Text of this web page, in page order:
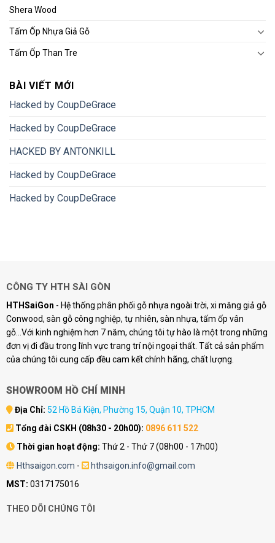
Shera Wood
Tấm Ốp Nhựa Giả Gỗ
Tấm Ốp Than Tre
BÀI VIẾT MỚI
Hacked by CoupDeGrace
Hacked by CoupDeGrace
HACKED BY ANTONKILL
Hacked by CoupDeGrace
Hacked by CoupDeGrace
CÔNG TY HTH SÀI GÒN
HTHSaiGon - Hệ thống phân phối gỗ nhựa ngoài trời, xi măng giả gỗ
Conwood, sàn gỗ công nghiệp, tự nhiên, sàn nhựa, tấm ốp vân
gỗ...Với kinh nghiệm hơn 7 năm, chúng tôi tự hào là một trong những
đơn vị đi đầu trong lĩnh vực trang trí nội ngoại thất. Tất cả sản phẩm
của chúng tôi cung cấp đều cam kết chính hãng, chất lượng.
SHOWROOM HỒ CHÍ MINH
Địa Chỉ: 52 Hồ Bá Kiện, Phường 15, Quận 10, TPHCM
Tổng đài CSKH (08h30 - 20h00): 0896 611 522
Thời gian hoạt động: Thứ 2 - Thứ 7 (08h00 - 17h00)
Hthsaigon.com -
hthsaigon.info@gmail.com
MST: 0317175016
THEO DÕI CHÚNG TÔI